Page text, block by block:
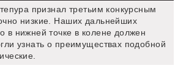
признал третьим конкурсным
низкие. Наших дальнейших
в нижней точке в колене должен
узнать о преимуществах подобной